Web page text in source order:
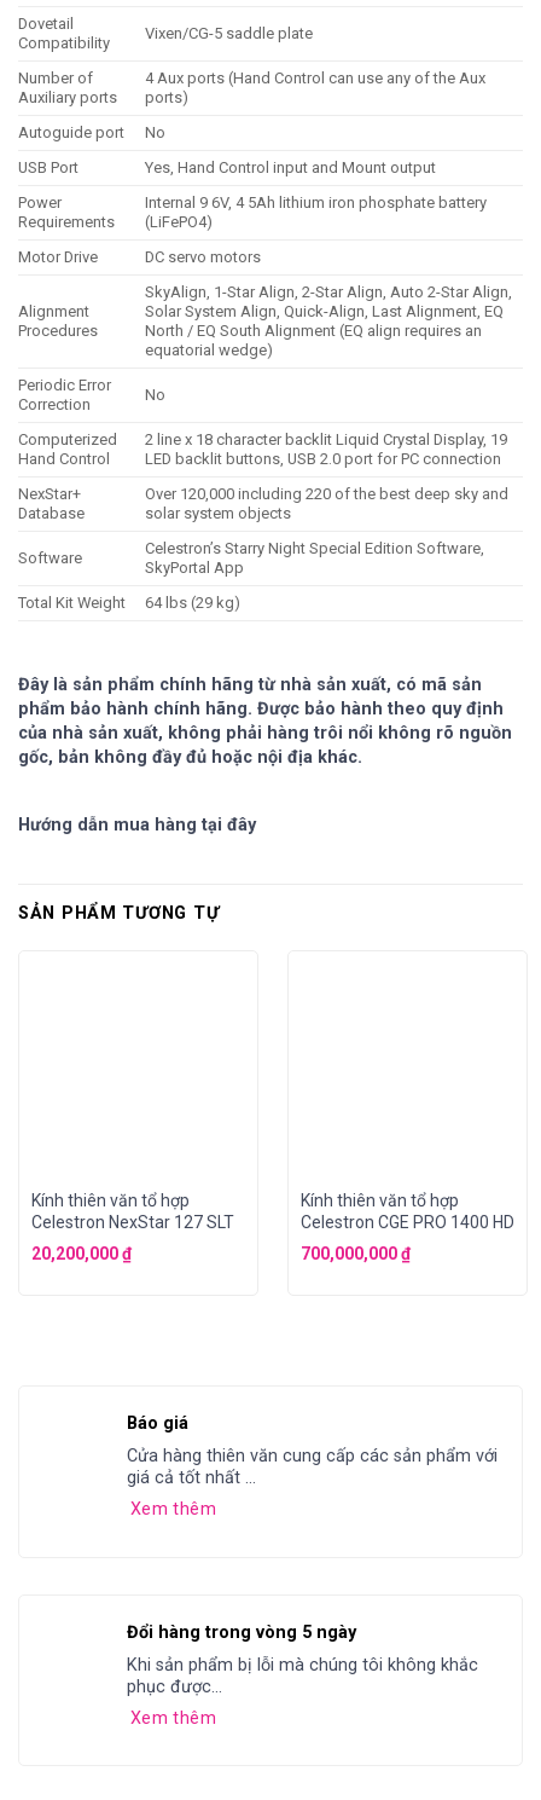
Dovetail
Compatibility
Vixen/CG-5 saddle plate
Number of
Auxiliary ports
4 Aux ports (Hand Control can use any of the Aux
ports)
Autoguide port
No
USB Port
Yes, Hand Control input and Mount output
Power
Requirements
Internal 9 6V, 4 5Ah lithium iron phosphate battery
(LiFePO4)
Motor Drive
DC servo motors
Alignment
Procedures
SkyAlign, 1-Star Align, 2-Star Align, Auto 2-Star Align,
Solar System Align, Quick-Align, Last Alignment, EQ
North / EQ South Alignment (EQ align requires an
equatorial wedge)
Periodic Error
Correction
No
Computerized
Hand Control
2 line x 18 character backlit Liquid Crystal Display, 19
LED backlit buttons, USB 2.0 port for PC connection
NexStar+
Database
Over 120,000 including 220 of the best deep sky and
solar system objects
Software
Celestron’s Starry Night Special Edition Software,
SkyPortal App
Total Kit Weight
64 lbs (29 kg)
Đây là sản phẩm chính hãng từ nhà sản xuất, có mã sản
phẩm bảo hành chính hãng. Được bảo hành theo quy định
của nhà sản xuất, không phải hàng trôi nổi không rõ nguồn
gốc, bản không đầy đủ hoặc nội địa khác.
Hướng dẫn mua hàng tại đây
SẢN PHẨM TƯƠNG TỰ
Kính thiên văn tổ hợp
Celestron NexStar 127 SLT
20,200,000₫
Kính thiên văn tổ hợp
Celestron CGE PRO 1400 HD
700,000,000₫
Báo giá
Cửa hàng thiên văn cung cấp các sản phẩm với
giá cả tốt nhất ...
Xem thêm
Đổi hàng trong vòng 5 ngày
Khi sản phẩm bị lỗi mà chúng tôi không khắc
phục được...
Xem thêm